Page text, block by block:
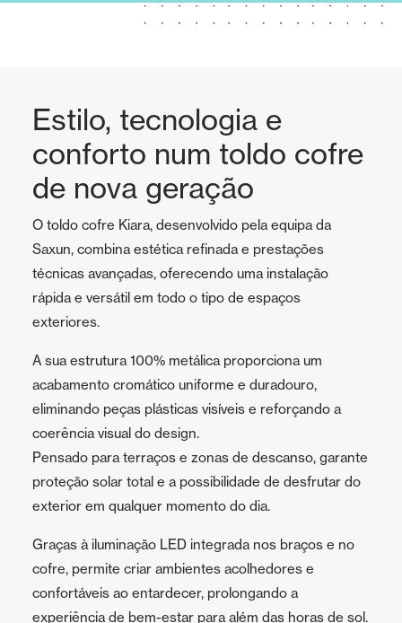
Estilo, tecnologia e
conforto num toldo cofre
de nova geração
O toldo cofre Kiara, desenvolvido pela equipa da
Saxun, combina estética refinada e prestações
técnicas avançadas, oferecendo uma instalação
rápida e versátil em todo o tipo de espaços
exteriores.
A sua estrutura 100% metálica proporciona um
acabamento cromático uniforme e duradouro,
eliminando peças plásticas visíveis e reforçando a
coerência visual do design.
Pensado para terraços e zonas de descanso, garante
proteção solar total e a possibilidade de desfrutar do
exterior em qualquer momento do dia.
Graças à iluminação LED integrada nos braços e no
cofre, permite criar ambientes acolhedores e
confortáveis ao entardecer, prolongando a
experiência de bem-estar para além das horas de sol.